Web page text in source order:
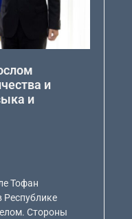
и
и
Тофан
Республике
Стороны